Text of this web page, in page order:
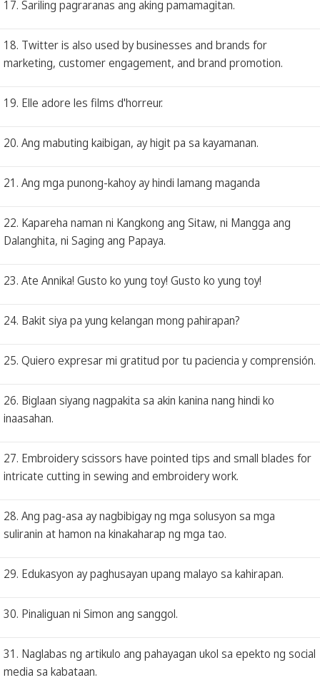
17. Sariling pagraranas ang aking pamamagitan.
18. Twitter is also used by businesses and brands for
marketing, customer engagement, and brand promotion.
19. Elle adore les films d'horreur.
20. Ang mabuting kaibigan, ay higit pa sa kayamanan.
21. Ang mga punong-kahoy ay hindi lamang maganda
22. Kapareha naman ni Kangkong ang Sitaw, ni Mangga ang
Dalanghita, ni Saging ang Papaya.
23. Ate Annika! Gusto ko yung toy! Gusto ko yung toy!
24. Bakit siya pa yung kelangan mong pahirapan?
25. Quiero expresar mi gratitud por tu paciencia y comprensión.
26. Biglaan siyang nagpakita sa akin kanina nang hindi ko
inaasahan.
27. Embroidery scissors have pointed tips and small blades for
intricate cutting in sewing and embroidery work.
28. Ang pag-asa ay nagbibigay ng mga solusyon sa mga
suliranin at hamon na kinakaharap ng mga tao.
29. Edukasyon ay paghusayan upang malayo sa kahirapan.
30. Pinaliguan ni Simon ang sanggol.
31. Naglabas ng artikulo ang pahayagan ukol sa epekto ng social
media sa kabataan.